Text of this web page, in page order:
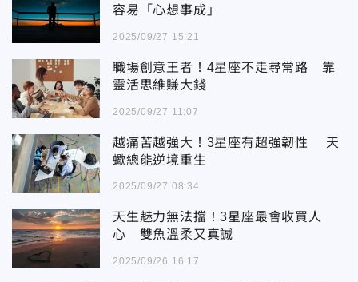
容易「心想事成」
2025/09/27 15:21
職場創意王者！4星座不走尋常路 靠
靈活思維賺大錢
2025/09/27 11:07
越痛苦越強大！3星座有超強韌性 天
蠍總能逆境重生
2025/09/27 08:34
天生魅力無法擋！3星座最會收買人
心 雙魚溫柔又真誠
2025/09/26 16:17